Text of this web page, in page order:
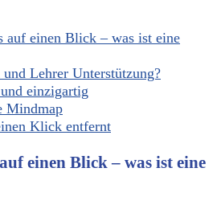
auf einen Blick – was ist eine
Lehrer Unterstützung?
einzigartig
Mindmap
Klick entfernt
einen Blick – was ist eine